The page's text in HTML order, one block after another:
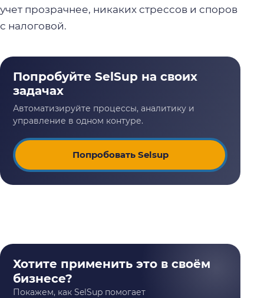
учет прозрачнее, никаких стрессов и споров
с налоговой.
Попробовать Selsup
Хотите применить это в своём
бизнесе?
Покажем, как SelSup помогает